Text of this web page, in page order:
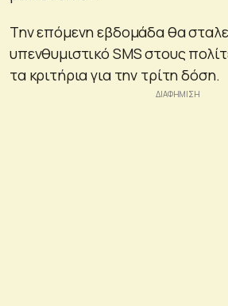
Την επόμενη εβδομάδα θα
υπενθυμιστικό SMS στους
τα κριτήρια για την τρίτη δόση.